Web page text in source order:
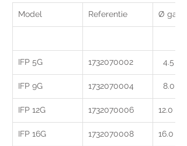
Model Referentie Ø gat
IFP 5G 1732070002 4.5 -
IFP 9G 1732070004 8.0 -
IFP 12G 1732070006 12.0 -
IFP 16G 1732070008 16.0 -